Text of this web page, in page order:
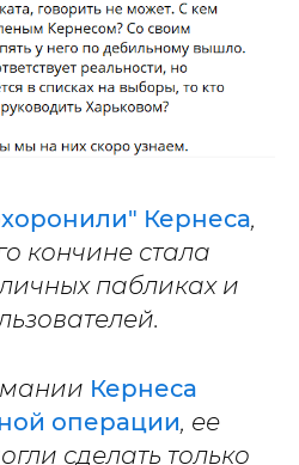
Кернеса,
кончине стала
пабликах и
Кернеса
операции, ее
сделать только